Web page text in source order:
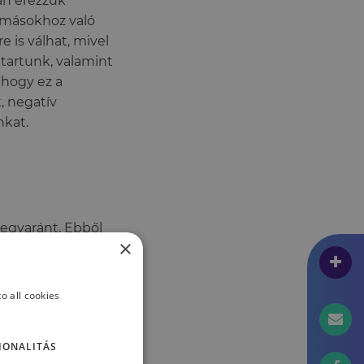
való
is válhat, mivel
valamint
ez a
negatív
Ebből
jelentős hatást
is. Mivel gyakran
×
all cookies